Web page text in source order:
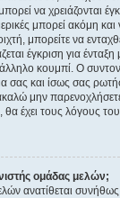
να χρειάζονται
μπορεί ακόμη
μπορείτε να
έγκριση για ένταξη
κουμπί. Ο
σας και ίσως σας
μην
θα έχει τους λόγους
ομάδας μελών;
ανατίθεται